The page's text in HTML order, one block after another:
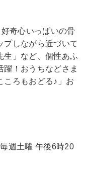
奇心いっぱいの骨
プしながら近づいて
生」など、個性あふ
！おうちなどさま
ころもおどる♪」お
週土曜 午後6時20